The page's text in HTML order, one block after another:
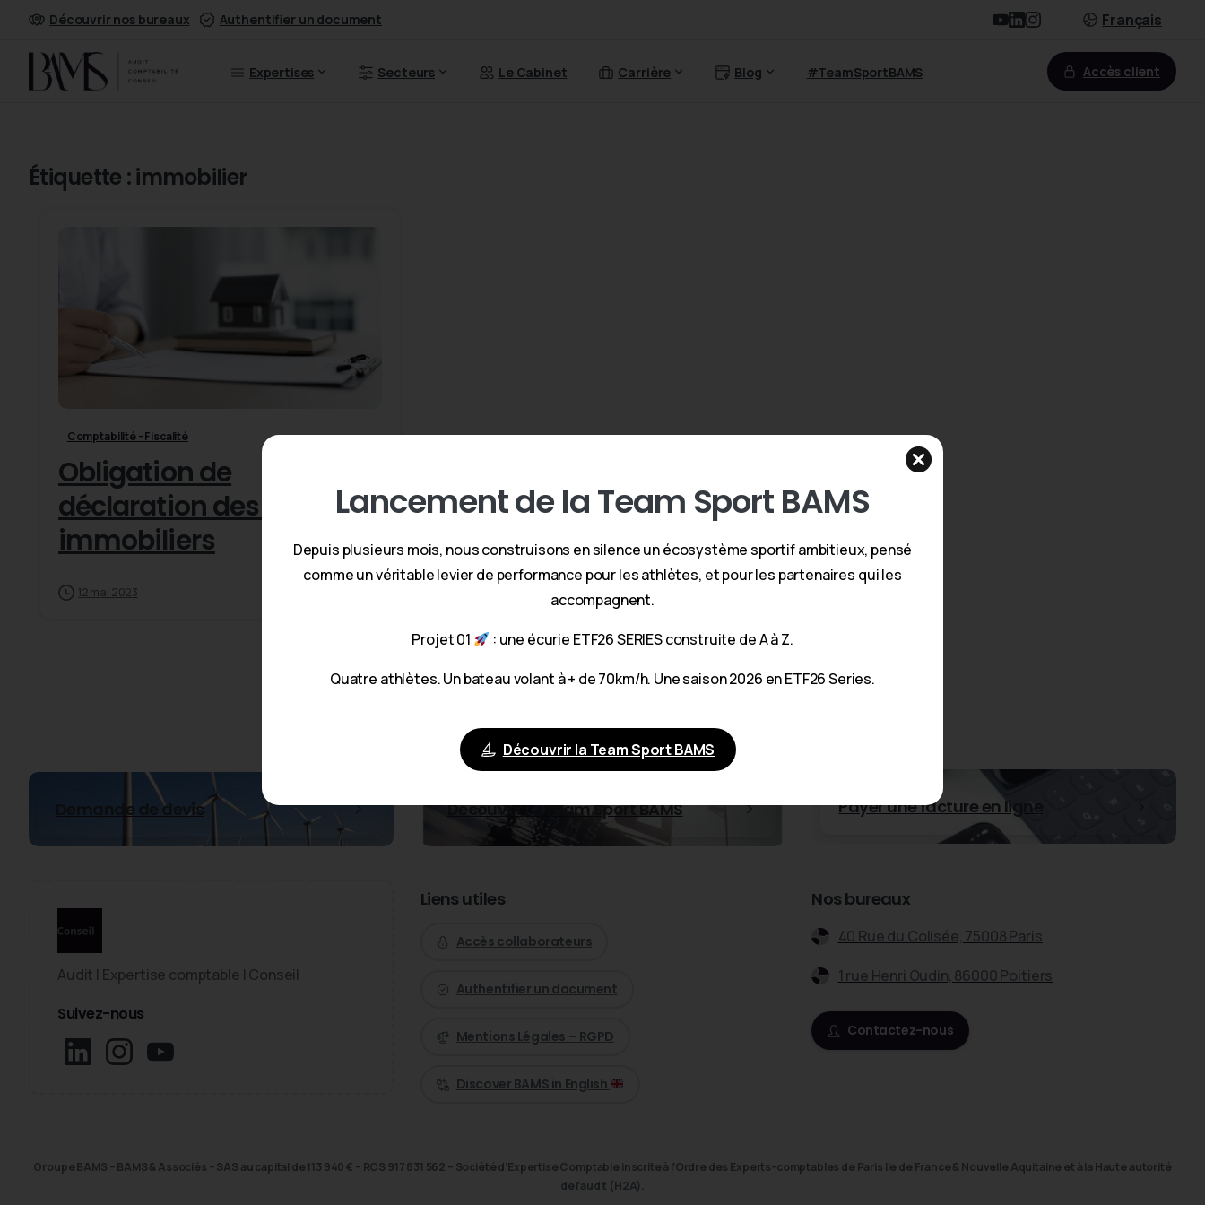
Découvrir nos bureaux Authentifier un document Français
Expertises Secteurs Le Cabinet Carrière Blog #TeamSportBAMS Accès client
Étiquette :immobilier
Comptabilité - Fiscalité
Obligation de
déclaration des biens
immobiliers
12 mai 2023
Demande de devis Découvrir la Team Sport BAMS Payer une facture en ligne
Audit | Expertise comptable | Conseil
Suivez-nous
Liens utiles
Accès collaborateurs
Authentifier un document
Mentions Légales – RGPD
Discover BAMS in English
Nos bureaux
40 Rue du Colisée, 75008 Paris
1 rue Henri Oudin, 86000 Poitiers
Contactez-nous
Groupe BAMS – BAMS & Associés – SAS au capital de 113 940 € – RCS 917 831 562 – Société d’Expertise Comptable inscrite à l’Ordre des Experts-comptables de Paris Ile de France & Nouvelle Aquitaine et à la Haute autorité
de l’audit (H2A).
LancementdelaTeam SportBAMS
Depuis plusieurs mois, nous construisons en silence un écosystème sportif ambitieux, pensé
comme un véritable levier de performance pour les athlètes, et pour les partenaires qui les
accompagnent.
Projet 01
: une écurie ETF26 SERIES construite de A à Z.
Quatre athlètes. Un bateau volant à + de 70km/h. Une saison 2026 en ETF26 Series.
Découvrir la Team Sport BAMS